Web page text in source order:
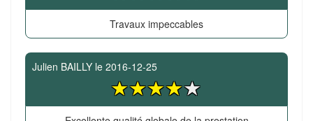
Travaux impeccables
Julien BAILLY le 2016-12-25